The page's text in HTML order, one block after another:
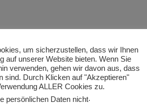
REGISTEREINTRAG:
AMTSGERICHT MÜNCHEN,
um sicherzustellen, dass wir Ihnen
auf unserer Website bieten. Wenn Sie
verwenden, gehen wir davon aus, dass
sind. Durch Klicken auf "Akzeptieren"
ALLER Cookies zu.
persönlichen Daten nicht.